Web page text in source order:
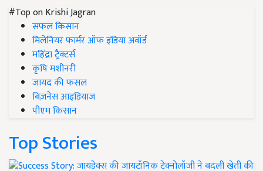
#Top on Krishi Jagran
सफल किसान
मिलेनियर फार्मर ऑफ इंडिया अवॉर्ड
महिंद्रा ट्रैक्टर्स
कृषि मशीनरी
जायद की फसल
बिज़नेस आइडियाज
पीएम किसान
Top Stories